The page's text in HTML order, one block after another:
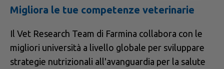
Migliora le tue competenze veterinarie
Il Vet Research Team di Farmina collabora con le
migliori università a livello globale per sviluppare
strategie nutrizionali all'avanguardia per la salute